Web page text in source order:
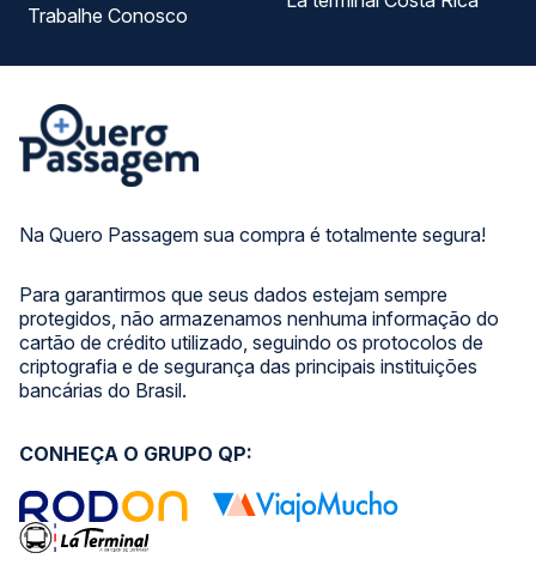
Na Quero Passagem sua compra é totalmente segura!
Para garantirmos que seus dados estejam sempre
protegidos, não armazenamos nenhuma informação do
cartão de crédito utilizado, seguindo os protocolos de
criptografia e de segurança das principais instituições
bancárias do Brasil.
Trabalhe Conosco
CONHEÇA O GRUPO QP: